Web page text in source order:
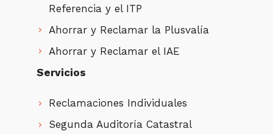
Referencia y el ITP
Ahorrar y Reclamar la Plusvalía
Ahorrar y Reclamar el IAE
Servicios
Reclamaciones Individuales
Segunda Auditoría Catastral